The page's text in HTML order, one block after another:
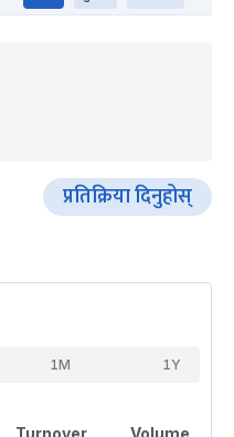
प्रतिक्रिया दिनुहोस्